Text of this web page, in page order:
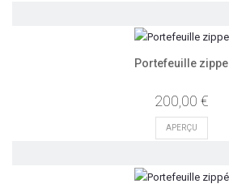
Portefeuille zippe
200,00 €
APERÇU